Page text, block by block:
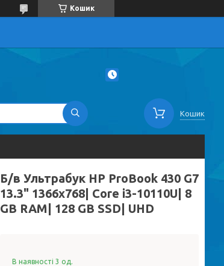
Кошик
Кошик
Б/в Ультрабук HP ProBook 430 G7
13.3" 1366x768| Core i3-10110U| 8
GB RAM| 128 GB SSD| UHD
В наявності 3 од.